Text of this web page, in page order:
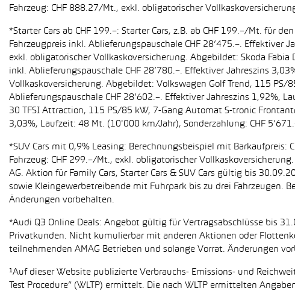
Fahrzeug: CHF 888.27/Mt., exkl. obligatorischer
*Starter Cars ab CHF 199.–: Starter Cars, z.B. ab CHF 199.–/Mt. für
Fahrzeugpreis inkl. Ablieferungspauschale CHF 28’475.–. Effektiver
exkl. obligatorischer Vollkaskoversicherung. Abgebildet: Skoda
inkl. Ablieferungspauschale CHF 28’780.–. Effektiver Jahreszins
Vollkaskoversicherung. Abgebildet: Volkswagen Golf Trend, 115
Ablieferungspauschale CHF 28’602.–. Effektiver Jahreszins 1,92%,
30 TFSI Attraction, 115 PS/85 kW, 7-Gang Automat S-tronic
3,03%, Laufzeit: 48 Mt. (10'000 km/Jahr), Sonderzahlung: CHF
*SUV Cars mit 0,9% Leasing: Berechnungsbeispiel mit Barkaufpreis:
Fahrzeug: CHF 299.–/Mt., exkl. obligatorischer
AG. Aktion für Family Cars, Starter Cars & SUV Cars gültig bis
sowie Kleingewerbetreibende mit Fuhrpark bis zu drei Fahrzeugen.
Änderungen vorbehalten.
*Audi Q3 Online Deals: Angebot gültig für Vertragsabschlüsse bis
Privatkunden. Nicht kumulierbar mit anderen Aktionen oder
teilnehmenden AMAG Betrieben und solange Vorrat. Änderungen
¹Auf dieser Website publizierte Verbrauchs- Emissions- und
Test Procedure“ (WLTP) ermittelt. Die nach WLTP ermittelten